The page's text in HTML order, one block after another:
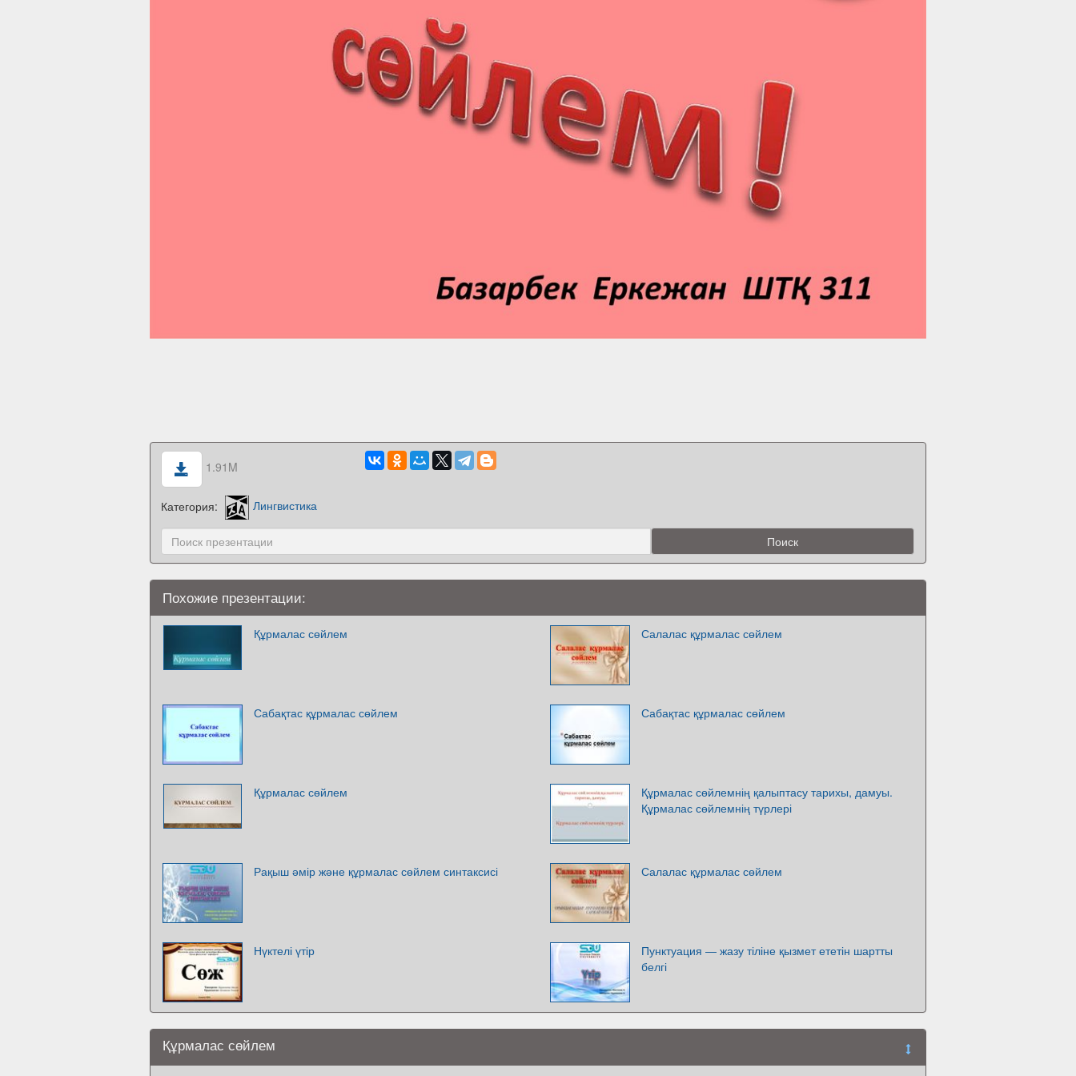
1.91M
Категория: Лингвистика
Похожие презентации:
Құрмалас сөйлем Салалас құрмалас сөйлем
Сабақтас құрмалас сөйлем Сабақтас құрмалас сөйлем
Құрмалас сөйлем
Құрмалас сөйлемнің қалыптасу тарихы, дамуы.
Құрмалас сөйлемнің түрлері
Рақыш әмір және құрмалас сөйлем синтаксисі Салалас құрмалас сөйлем
Нүктелі үтір
Пунктуация — жазу тіліне қызмет ететін шартты
белгі
Құрмалас сөйлем